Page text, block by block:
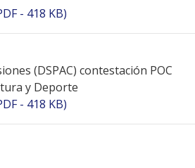
- 418 KB)
(DSPAC) contestación POC
y Deporte
- 418 KB)